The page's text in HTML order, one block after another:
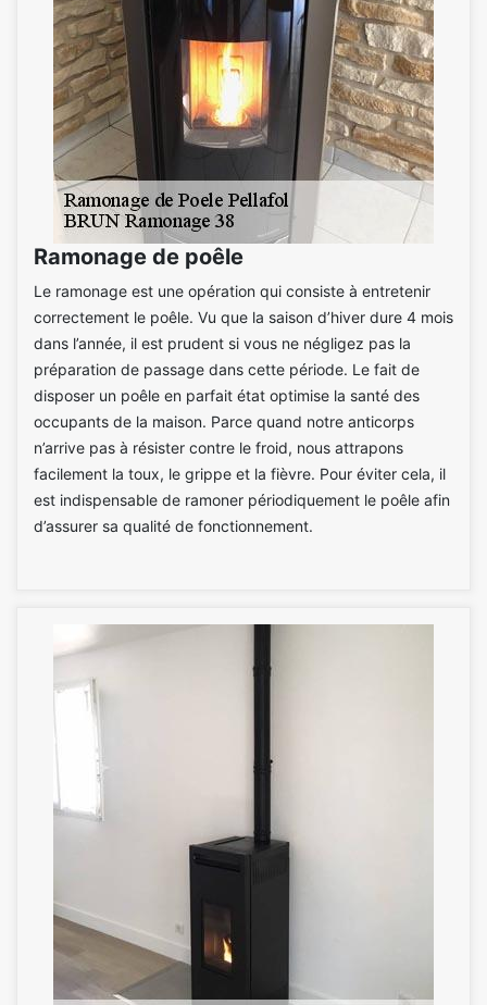
Ramonage de poêle
Le ramonage est une opération qui consiste à entretenir
correctement le poêle. Vu que la saison d’hiver dure 4 mois
dans l’année, il est prudent si vous ne négligez pas la
préparation de passage dans cette période. Le fait de
disposer un poêle en parfait état optimise la santé des
occupants de la maison. Parce quand notre anticorps
n’arrive pas à résister contre le froid, nous attrapons
facilement la toux, le grippe et la fièvre. Pour éviter cela, il
est indispensable de ramoner périodiquement le poêle afin
d’assurer sa qualité de fonctionnement.